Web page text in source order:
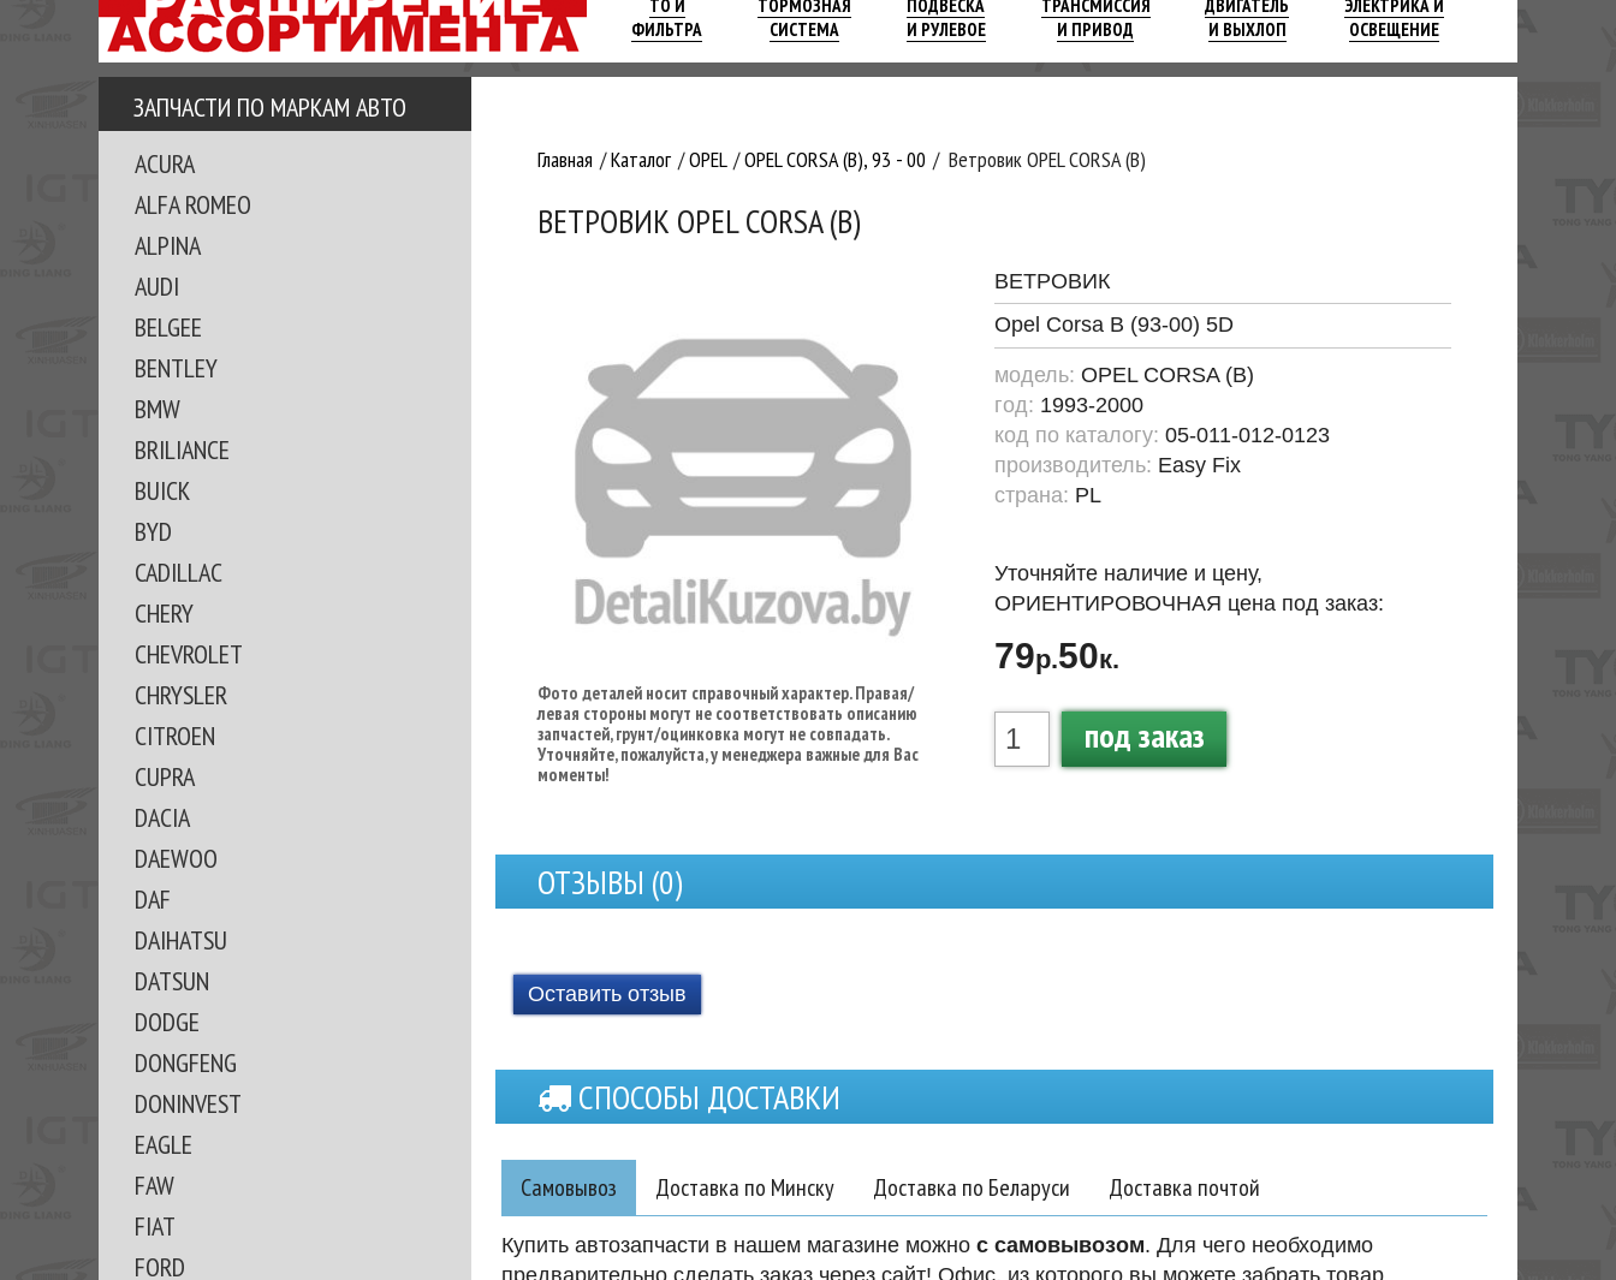
ТО И
ФИЛЬТРА
ТОРМОЗНАЯ
СИСТЕМА
ПОДВЕСКА
И РУЛЕВОЕ
ТРАНСМИССИЯ
И ПРИВОД
ДВИГАТЕЛЬ
И ВЫХЛОП
ЭЛЕКТРИКА И
ОСВЕЩЕНИЕ
ЗАПЧАСТИ ПО МАРКАМ АВТО
ACURA
ALFA ROMEO
ALPINA
AUDI
BELGEE
BENTLEY
BMW
BRILIANCE
BUICK
BYD
CADILLAC
CHERY
CHEVROLET
CHRYSLER
CITROEN
CUPRA
DACIA
DAEWOO
DAF
DAIHATSU
DATSUN
DODGE
DONGFENG
DONINVEST
EAGLE
FAW
FIAT
FORD
Главная Каталог OPEL OPEL CORSA (B), 93 - 00 Ветровик OPEL CORSA (B)
ВЕТРОВИК OPEL CORSA (B)
Фото деталей носит справочный характер. Правая/
левая стороны могут не соответствовать описанию
запчастей, грунт/оцинковка могут не совпадать.
Уточняйте, пожалуйста, у менеджера важные для Вас
моменты!
ВЕТРОВИК
Opel Corsa B (93-00) 5D
модель: OPEL CORSA (B)
год: 1993-2000
код по каталогу: 05-011-012-0123
производитель: Easy Fix
страна: PL
Уточняйте наличие и цену,
ОРИЕНТИРОВОЧНАЯ цена под заказ:
79р.50к.
под заказ
ОТЗЫВЫ (0)
Оставить отзыв
СПОСОБЫ ДОСТАВКИ
Самовывоз Доставка по Минску Доставка по Беларуси Доставка почтой
Купить автозапчасти в нашем магазине можно с самовывозом. Для чего необходимо
предварительно сделать заказ через сайт! Офис, из которого вы можете забрать товар